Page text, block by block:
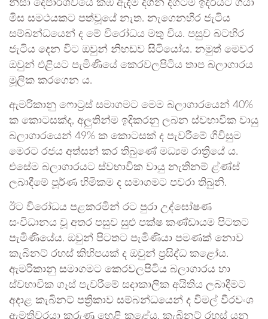
නිසා දෙපාර්ශවයේ කඹ ඇදීම දිගින් දිගටම ඉදිරියට ගියා
මිස සමථයකට පත්වූයේ නැත. නැගෙනහිර ජැටිය
සම්බන්ධයෙන් ද මේ විරෝධය මතු විය. පසුව බටහිර
ජැටිය දෙන විට ඔවුන් නිහඩව සිටියෝය. නමුත් මෙවර
ඔවුන් එළියට පැමිණියේ කෙරවලපිටිය තාප බලාගාරය
මූලික කරගෙන ය.
ඇමරිකානු ෆොට්‍රස් සමාගමට මෙම බලාගාරයෙන් 40%
ක කොටසක්ද, අලුතින්ම ඉදිකරනු ලබන ස්වභාවික වායු
බලාගාරයෙන් 49% ක කොටසක් ද පැවරීමේ ගිවිසුම
මෙරට රජය අත්සන් කර තිබුණේ මධ්‍යම රාත්‍රියේ ය.
එසේම බලාගාරයට ස්වභාවික වායු නැතිනම් ළ්ණ්ඝ්
ලබාදීමේ පූර්ණ හිමිකම ද සමාගමට පවරා තිබුනි.
ඊට විරෝධය පළකරමින් රට පුරා උද්ඝෝෂණ
සංවිධානය වූ අතර පසුව සුළු පක්ෂ කණ්ඩායම පිටතට
පැමිණියේය. ඔවුන් පිටතට පැමිණියා පමණක් නොව
කැබිනට් රහස් කිහිපයක් ද ඔවුන් ප්‍රසිද්ධ කළෝය.
ඇමරිකානු සමාගමට කෙරවලපිටිය බලාගාරය හා
ස්වභාවික ගෑස් පැවරීමේ සදාකාලික අයිතිය ලබාදීමට
අදාළ කැබිනට් පත්‍රිකාව සම්බන්ධයෙන් ද විමල් වීරවංශ
ඇමතිවරයා කරුණු හෙළි කළේය. කැබිනට් රහස් යනු